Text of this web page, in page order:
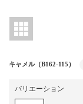
キャメル（B162-115）
バリエーション